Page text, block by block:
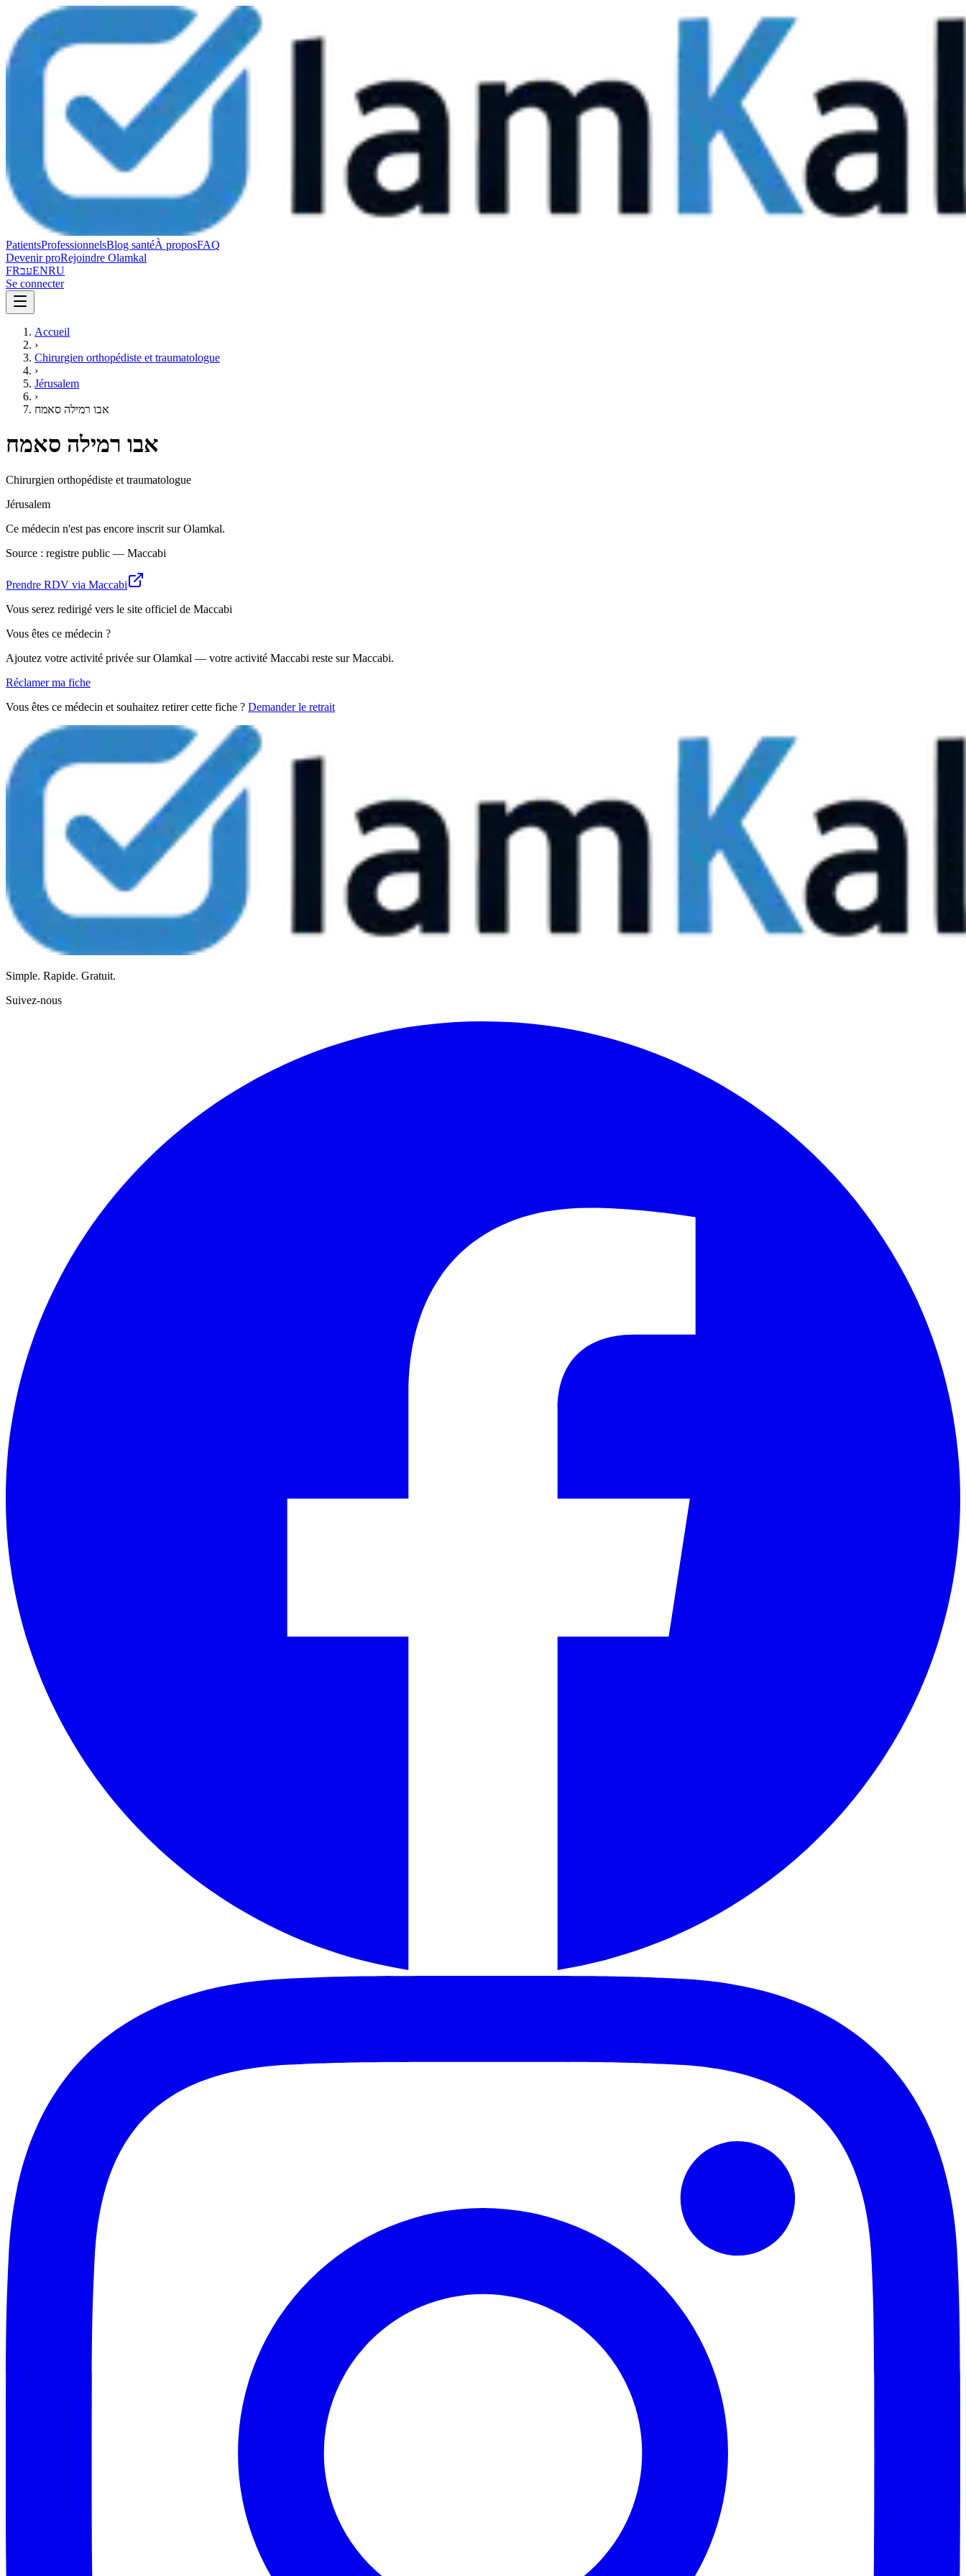
PatientsProfessionnelsBlog santéÀ proposFAQ
Devenir proRejoindre Olamkal
FRעבENRU
Se connecter
Accueil
›
Chirurgien orthopédiste et traumatologue
›
Jérusalem
›
אבו רמילה סאמח
אבו רמילה סאמח
Chirurgien orthopédiste et traumatologue
Jérusalem
Ce médecin n'est pas encore inscrit sur Olamkal.
Source : registre public — Maccabi
Prendre RDV via Maccabi
Vous serez redirigé vers le site officiel de Maccabi
Vous êtes ce médecin ?
Ajoutez votre activité privée sur Olamkal — votre activité Maccabi reste sur Maccabi.
Réclamer ma fiche
Vous êtes ce médecin et souhaitez retirer cette fiche ? Demander le retrait
Simple. Rapide. Gratuit.
Suivez-nous